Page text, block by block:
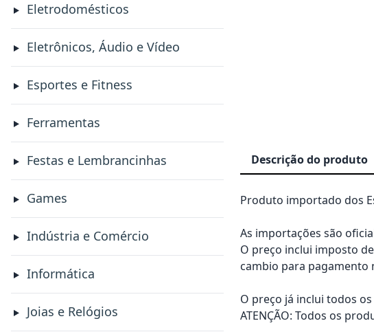
Eletrodomésticos
Eletrônicos, Áudio e Vídeo
Esportes e Fitness
Ferramentas
Festas e Lembrancinhas
Games
Indústria e Comércio
Informática
Joias e Relógios
Descrição do produto
Produto importado dos
As importações são
O preço inclui imposto
cambio para pagamento
O preço já inclui todos
ATENÇÃO: Todos os